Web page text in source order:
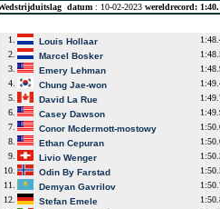
datum : 10-02-2023 wereldrecord:
1. Louis Hollaar
2.
Marcel Bosker
3.
Emery Lehman
4.
Chung Jae-won
5.
David La Rue
6.
Casey Dawson
7.
Conor Mcdermott-mostowy
8.
Ethan Cepuran
9.
Livio Wenger
10.
Odin By Farstad
11.
Demyan Gavrilov
12.
Stefan Emele